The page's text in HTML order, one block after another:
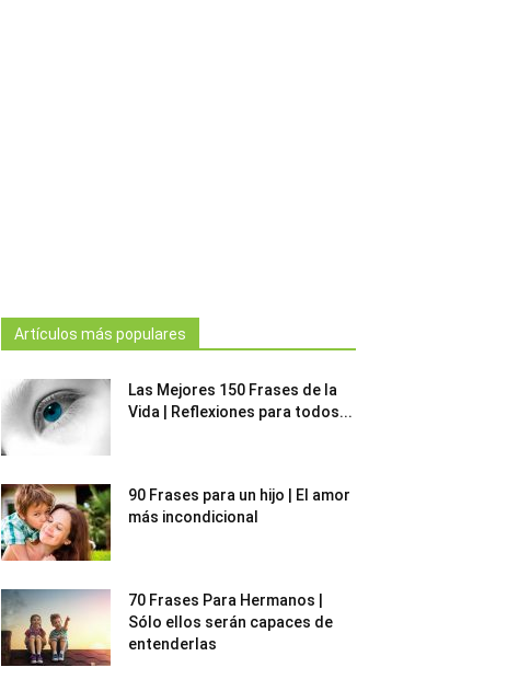
Artículos más populares
Las Mejores 150 Frases de la
Vida | Reflexiones para todos...
90 Frases para un hijo | El amor
más incondicional
70 Frases Para Hermanos |
Sólo ellos serán capaces de
entenderlas